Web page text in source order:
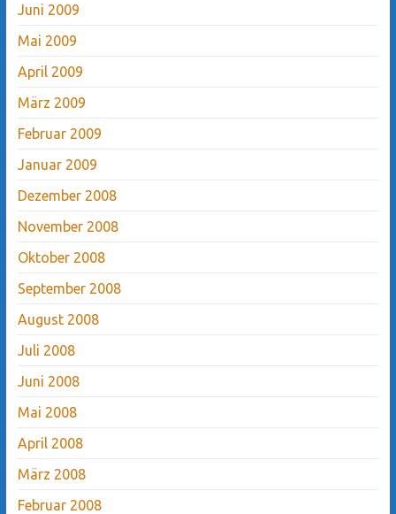
Juni 2009
Mai 2009
April 2009
März 2009
Februar 2009
Januar 2009
Dezember 2008
November 2008
Oktober 2008
September 2008
August 2008
Juli 2008
Juni 2008
Mai 2008
April 2008
März 2008
Februar 2008